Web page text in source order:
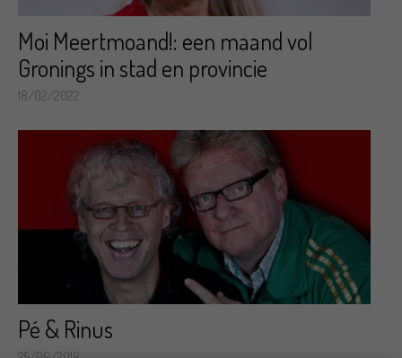
Moi Meertmoand!: een maand vol
Gronings in stad en provincie
18/02/2022
Pé & Rinus